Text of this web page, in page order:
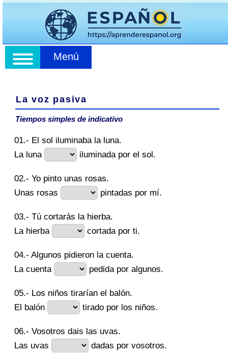
Menú
La voz pasiva
Tiempos simples de indicativo
01.- El sol iluminaba la luna.
La luna
iluminada por el sol.
02.- Yo pinto unas rosas.
Unas rosas
pintadas por mí.
03.- Tú cortarás la hierba.
La hierba
cortada por ti.
04.- Algunos pidieron la cuenta.
La cuenta
pedida por algunos.
05.- Los niños tirarían el balón.
El balón
tirado por los niños.
06.- Vosotros dais las uvas.
Las uvas
dadas por vosotros.